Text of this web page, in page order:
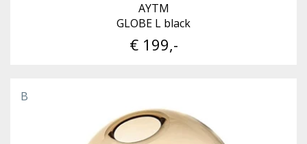
AYTM
GLOBE L black
€ 199,-
B